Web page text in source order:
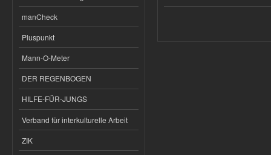
manCheck
Pluspunkt
Mann-O-Meter
DER REGENBOGEN
HILFE-FÜR-JUNGS
Verband für interkulturelle Arbeit
ZIK